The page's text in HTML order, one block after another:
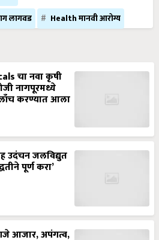
लागवड
Health मानवी आरोग्य
नागपूरमध्ये
लाँच करण्यात आला
पूर्ण करा’
आजार, अपंगत्व,